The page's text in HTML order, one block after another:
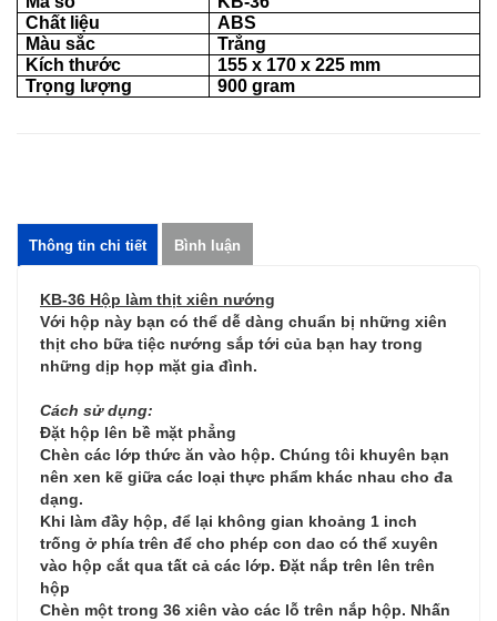
Chất liệu
ABS
Màu sắc
Trắng
Kích thước
155 x 170 x 225 mm
Trọng lượng
900 gram
Thông tin chi tiết Bình luận
KB-36 Hộp làm thịt xiên nướng
Với hộp này bạn có thể dễ dàng chuẩn bị những xiên
thịt cho bữa tiệc nướng sắp tới của bạn hay trong
những dịp họp mặt gia đình.
Cách sử dụng:
Đặt hộp lên bề mặt phẳng
Chèn các lớp thức ăn vào hộp. Chúng tôi khuyên bạn
nên xen kẽ giữa các loại thực phẩm khác nhau cho đa
dạng.
Khi làm đầy hộp, để lại không gian khoảng 1 inch
trống ở phía trên để cho phép con dao có thể xuyên
vào hộp cắt qua tất cả các lớp. Đặt nắp trên lên trên
hộp
Chèn một trong 36 xiên vào các lỗ trên nắp hộp. Nhấn